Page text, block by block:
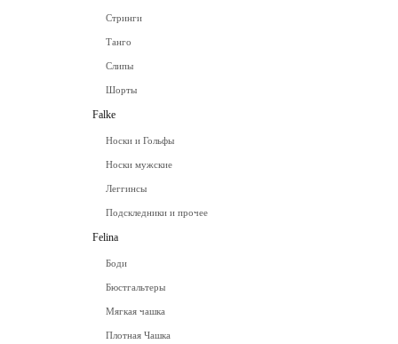
Стринги
Танго
Слипы
Шорты
Falke
Носки и Гольфы
Носки мужские
Леггинсы
Подскледники и прочее
Felina
Боди
Бюстгальтеры
Мягкая чашка
Плотная Чашка